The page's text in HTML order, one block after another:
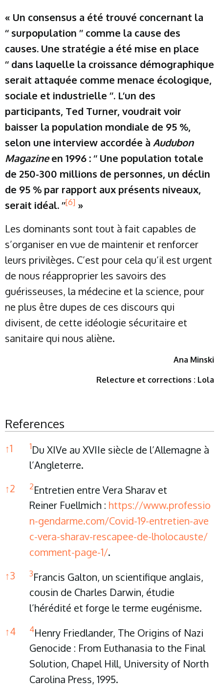
« Un consensus a été trouvé concernant la
‘‘ surpopulation ’’ comme la cause des
causes. Une stratégie a été mise en place
‘‘ dans laquelle la croissance démographique
serait attaquée comme menace écologique,
sociale et industrielle ’’. L’un des
participants, Ted Turner, voudrait voir
baisser la population mondiale de 95 %,
selon une interview accordée à Audubon
Magazineen 1996 : ‘‘ Une population totale
de 250-300 millions de personnes, un déclin
de 95 % par rapport aux présents niveaux,
serait idéal. ’’[6] »
Les dominants sont tout à fait capables de
s’organiser en vue de maintenir et renforcer
leurs privilèges. C’est pour cela qu’il est urgent
de nous réapproprier les savoirs des
guérisseuses, la médecine et la science, pour
ne plus être dupes de ces discours qui
divisent, de cette idéologie sécuritaire et
sanitaire qui nous aliène.
Ana Minski
Relecture et corrections : Lola
References
References
↑1 1Du XIVe au XVIIe siècle de l’Allemagne à
l’Angleterre.
↑2 2Entretien entre Vera Sharav et
Reiner Fuellmich : https://www.professio
n-gendarme.com/Covid-19-entretien-ave
c-vera-sharav-rescapee-de-lholocauste/
comment-page-1/.
↑3 3Francis Galton, un scientifique anglais,
cousin de Charles Darwin, étudie
l’hérédité et forge le terme eugénisme.
↑4 4Henry Friedlander, The Origins of Nazi
Genocide : From Euthanasia to the Final
Solution, Chapel Hill, University of North
Carolina Press, 1995.